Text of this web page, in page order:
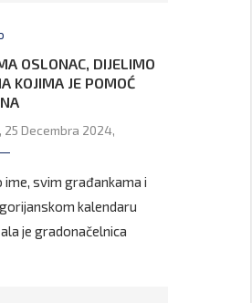
OSLONAC, DIJELIMO
KOJIMA JE POMOĆ
25 Decembra 2024,
ime, svim građankama i
kalendaru
je gradonačelnica